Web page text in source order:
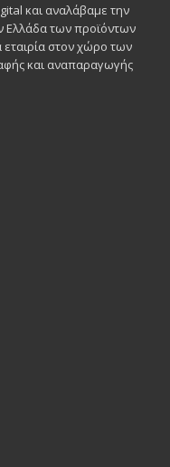
και αναλάβαμε την
Ελλάδα των προϊόντων
εταιρία στον χώρο των
και αναπαραγωγής